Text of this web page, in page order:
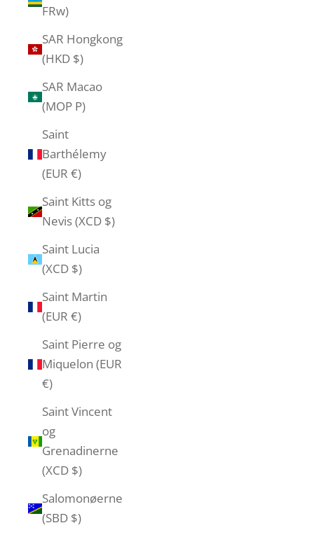
FRw)
SAR Hongkong
(HKD $)
SAR Macao
(MOP P)
Saint
Barthélemy
(EUR €)
Saint Kitts og
Nevis (XCD $)
Saint Lucia
(XCD $)
Saint Martin
(EUR €)
Saint Pierre og
Miquelon (EUR
€)
Saint Vincent
og
Grenadinerne
(XCD $)
Salomonøerne
(SBD $)